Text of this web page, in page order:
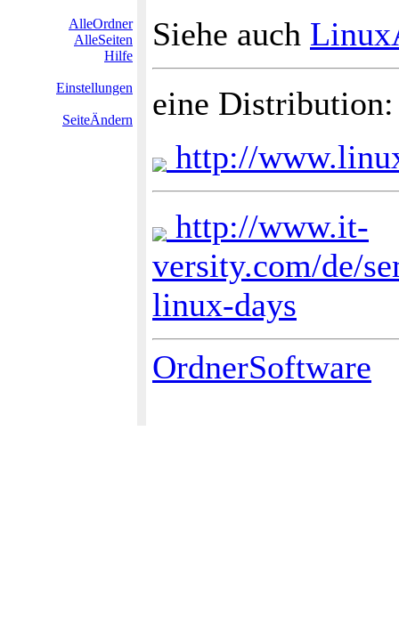
AlleOrdner
AlleSeiten
Hilfe
Einstellungen
SeiteÄndern
Siehe auch
eine
http://
http://www.it-
versity.com/de/
linux-days
OrdnerSoftware